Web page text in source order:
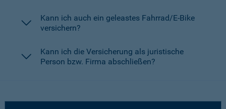
Kann ich auch ein geleastes Fahrrad/E-Bike
versichern?
Kann ich die Versicherung als juristische
Person bzw. Firma abschließen?